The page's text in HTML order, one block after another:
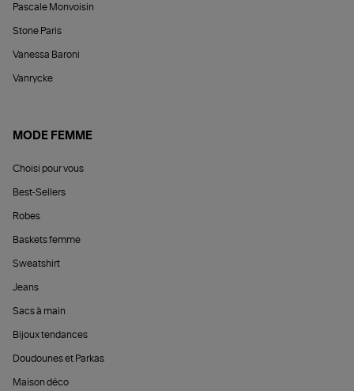
Pascale Monvoisin
Stone Paris
Vanessa Baroni
Vanrycke
MODE FEMME
Choisi pour vous
Best-Sellers
Robes
Baskets femme
Sweatshirt
Jeans
Sacs à main
Bijoux tendances
Doudounes et Parkas
Maison déco